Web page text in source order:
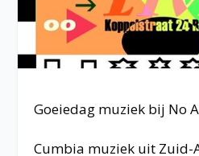
Goeiedag muziek bij No
Cumbia muziek uit Zuid-